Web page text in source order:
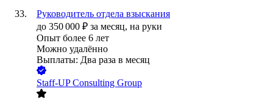
Руководитель отдела взыскания
до 350 000 ₽ за месяц, на руки
Опыт более 6 лет
Можно удалённо
Выплаты: Два раза в месяц
Staff-UP Consulting Group